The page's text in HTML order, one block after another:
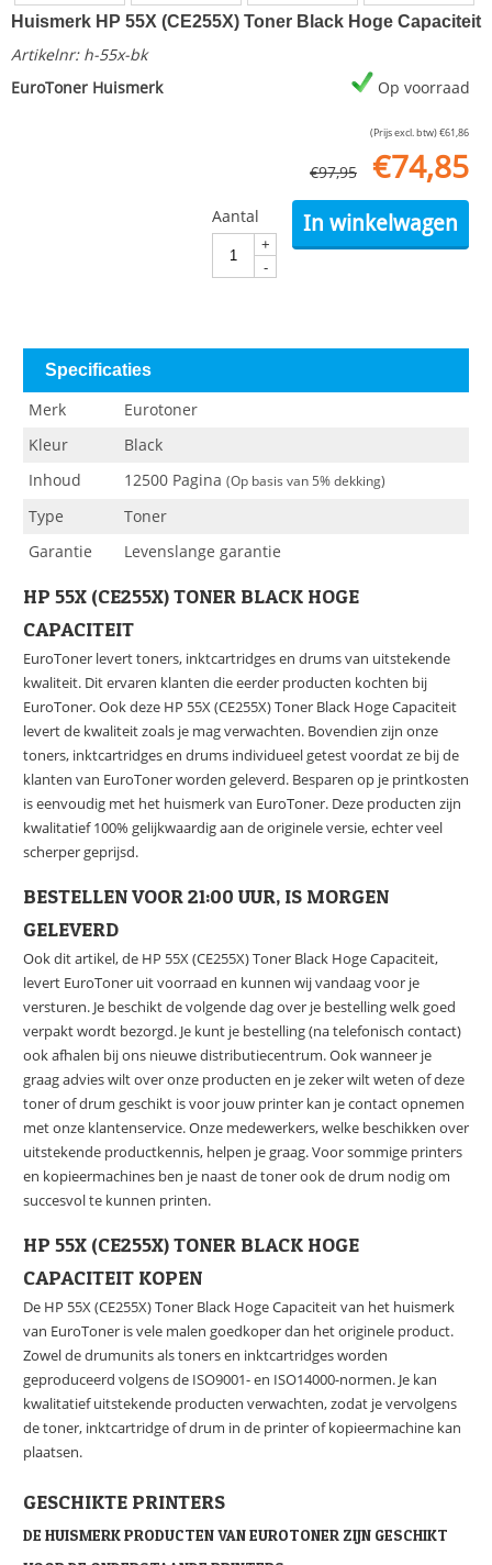
Huismerk HP 55X (CE255X) Toner Black Hoge Capaciteit
Artikelnr: h-55x-bk
Op voorraad
EuroToner Huismerk
(Prijs excl. btw)€61,86
€97,95 €74,85
Aantal
+
-
In winkelwagen
Specificaties
Merk
Eurotoner
Kleur
Black
Inhoud
12500 Pagina (Op basis van 5% dekking)
Type
Toner
Garantie
Levenslange garantie
HP 55X (CE255X) TONER BLACK HOGE
CAPACITEIT
EuroToner levert toners, inktcartridges en drums van uitstekende
kwaliteit. Dit ervaren klanten die eerder producten kochten bij
EuroToner. Ook deze HP 55X (CE255X) Toner Black Hoge Capaciteit
levert de kwaliteit zoals je mag verwachten. Bovendien zijn onze
toners, inktcartridges en drums individueel getest voordat ze bij de
klanten van EuroToner worden geleverd. Besparen op je printkosten
is eenvoudig met het huismerk van EuroToner. Deze producten zijn
kwalitatief 100% gelijkwaardig aan de originele versie, echter veel
scherper geprijsd.
BESTELLEN VOOR 21:00 UUR, IS MORGEN
GELEVERD
Ook dit artikel, de HP 55X (CE255X) Toner Black Hoge Capaciteit,
levert EuroToner uit voorraad en kunnen wij vandaag voor je
versturen. Je beschikt de volgende dag over je bestelling welk goed
verpakt wordt bezorgd. Je kunt je bestelling (na telefonisch contact)
ook afhalen bij ons nieuwe distributiecentrum. Ook wanneer je
graag advies wilt over onze producten en je zeker wilt weten of deze
toner of drum geschikt is voor jouw printer kan je contact opnemen
met onze klantenservice. Onze medewerkers, welke beschikken over
uitstekende productkennis, helpen je graag. Voor sommige printers
en kopieermachines ben je naast de toner ook de drum nodig om
succesvol te kunnen printen.
HP 55X (CE255X) TONER BLACK HOGE
CAPACITEIT KOPEN
De HP 55X (CE255X) Toner Black Hoge Capaciteit van het huismerk
van EuroToner is vele malen goedkoper dan het originele product.
Zowel de drumunits als toners en inktcartridges worden
geproduceerd volgens de ISO9001- en ISO14000-normen. Je kan
kwalitatief uitstekende producten verwachten, zodat je vervolgens
de toner, inktcartridge of drum in de printer of kopieermachine kan
plaatsen.
GESCHIKTE PRINTERS
DE HUISMERK PRODUCTEN VAN EUROTONER ZIJN GESCHIKT